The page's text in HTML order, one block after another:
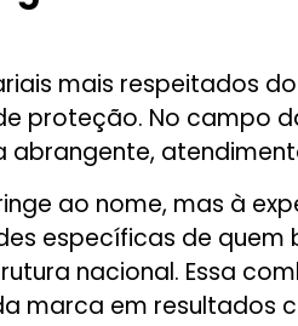
mais respeitados
proteção. No campo
ao nome, mas à
específicas de
nacional. Essa
marca em resultados